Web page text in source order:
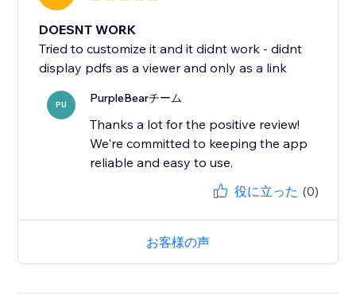
DOESNT WORK
Tried to customize it and it didnt work - didnt
display pdfs as a viewer and only as a link
PU PurpleBearチーム
Thanks a lot for the positive review!
We're committed to keeping the app
reliable and easy to use.
役に立った (0)
お客様の声